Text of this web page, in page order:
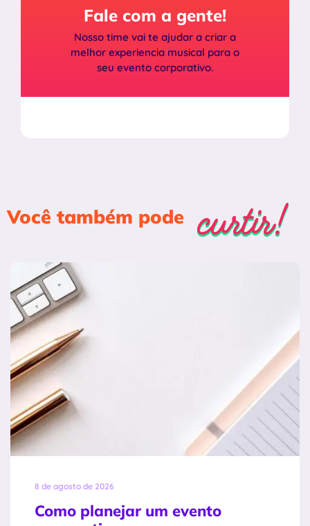
Fale com a gente!
Nosso time vai te ajudar a criar a
melhor experiencia musical para o
seu evento corporativo.
Você também pode curtir!
curtir!
8 de agosto de 2026
Como planejar um evento